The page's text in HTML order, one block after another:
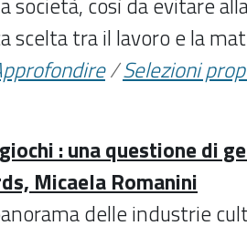
scelta tra il lavoro e la
/Selezioni
: una questione di
Micaela Romanini
delle industrie